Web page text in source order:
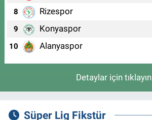
8 Rizespor
9 Konyaspor
10 Alanyaspor
Detaylar için tıklayın
Süper Lig Fikstür